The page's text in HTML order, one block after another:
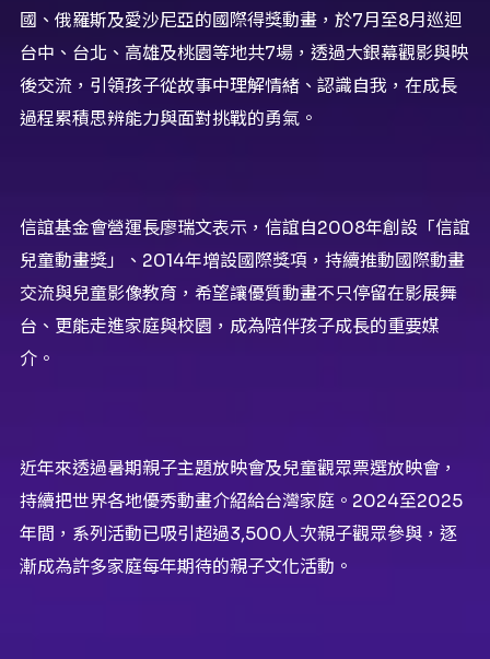
國、俄羅斯及愛沙尼亞的國際得獎動畫，於7月至8月巡迴
台中、台北、高雄及桃園等地共7場，透過大銀幕觀影與映
後交流，引領孩子從故事中理解情緒、認識自我，在成長
過程累積思辨能力與面對挑戰的勇氣。
信誼基金會營運長廖瑞文表示，信誼自2008年創設「信誼
兒童動畫獎」、2014年增設國際獎項，持續推動國際動畫
交流與兒童影像教育，希望讓優質動畫不只停留在影展舞
台、更能走進家庭與校園，成為陪伴孩子成長的重要媒
介。
近年來透過暑期親子主題放映會及兒童觀眾票選放映會，
持續把世界各地優秀動畫介紹給台灣家庭。2024至2025
年間，系列活動已吸引超過3,500人次親子觀眾參與，逐
漸成為許多家庭每年期待的親子文化活動。